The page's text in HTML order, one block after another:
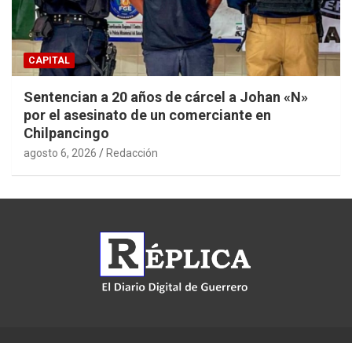
CAPITAL
Sentencian a 20 años de cárcel a Johan «N»
por el asesinato de un comerciante en
Chilpancingo
agosto 6, 2026 Redacción